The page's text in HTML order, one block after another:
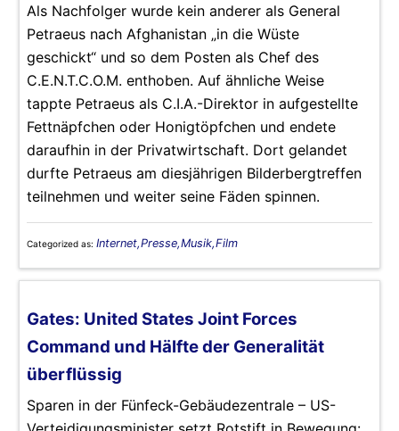
Als Nachfolger wurde kein anderer als General
Petraeus nach Afghanistan „in die Wüste
geschickt“ und so dem Posten als Chef des
C.E.N.T.C.O.M. enthoben. Auf ähnliche Weise
tappte Petraeus als C.I.A.-Direktor in aufgestellte
Fettnäpfchen oder Honigtöpfchen und endete
daraufhin in der Privatwirtschaft. Dort gelandet
durfte Petraeus am diesjährigen Bilderbergtreffen
teilnehmen und weiter seine Fäden spinnen.
Categorized as: Internet,Presse,Musik,Film
Gates: United States Joint Forces
Command und Hälfte der Generalität
überflüssig
Sparen in der Fünfeck-Gebäudezentrale – US-